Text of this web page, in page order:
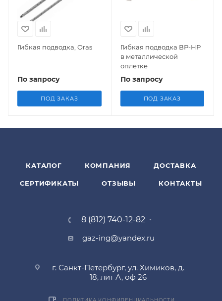
Гибкая подводка, Oras
По запросу
ПОД ЗАКАЗ
Гибкая подводка ВР-НР
в металлической
оплетке
По запросу
ПОД ЗАКАЗ
КАТАЛОГ КОМПАНИЯ ДОСТАВКА
СЕРТИФИКАТЫ ОТЗЫВЫ КОНТАКТЫ
8 (812) 740-12-82
gaz-ing@yandex.ru
г. Санкт-Петербург, ул. Химиков, д.
18, лит А, оф 26